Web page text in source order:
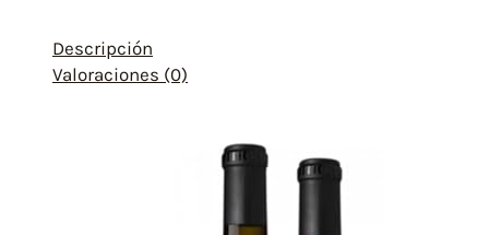
Descripción
Valoraciones (0)